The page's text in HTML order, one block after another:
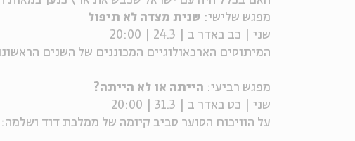
מפגש שלישי: שנית מצדה לא תיפול
שני | כב באדר ב | 24.3 | 20:00
המיתוסים הארכאולוגיים המכוננים של השנים
מפגש רביעי: הייתה או לא הייתה?
שני | כט באדר ב | 31.3 | 20:00
על הוויכוח הסוער סביב קיומה של ממלכת דוד